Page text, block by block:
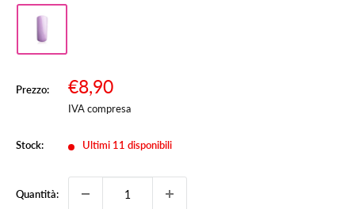
Prezzo:
Prezzo
scontato
€8,90
IVA compresa
Stock: Ultimi 11 disponibili
Quantità: